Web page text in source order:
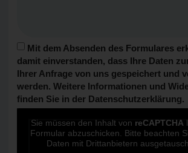
Mit dem Absenden des Formulares
damit einverstanden, dass Ihre Daten
Ihrer Anfrage von uns gespeichert und
werden. Weitere Informationen und
finden Sie in der Datenschutzerklärung.
Sie müssen den Inhalt von reCAPTCHA
Formular abzuschicken. Bitte beachten
Daten mit Drittanbietern